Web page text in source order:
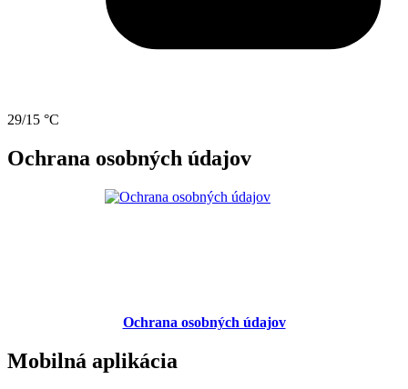
29/15 °C
Ochrana osobných údajov
Ochrana osobných údajov
Mobilná aplikácia